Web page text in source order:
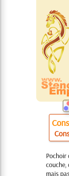
Pochoir
couche,
mais